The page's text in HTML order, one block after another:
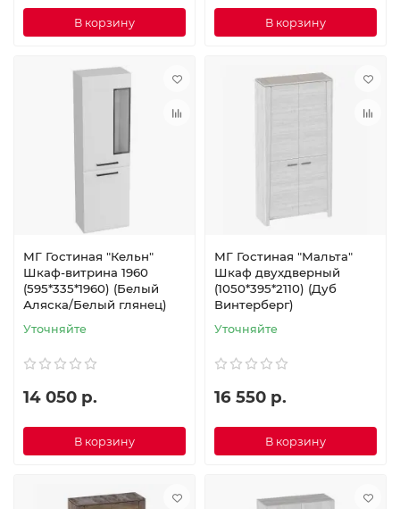
В корзину В корзину
МГ Гостиная "Кельн"
Шкаф-витрина 1960
(595*335*1960) (Белый
Аляска/Белый глянец)
Уточняйте
14 050 р.
В корзину
МГ Гостиная "Мальта"
Шкаф двухдверный
(1050*395*2110) (Дуб
Винтерберг)
Уточняйте
16 550 р.
В корзину